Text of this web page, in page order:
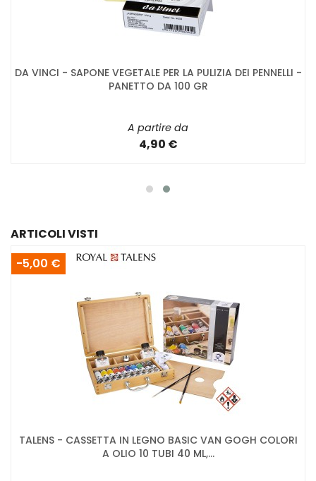
DA VINCI - SAPONE VEGETALE PER LA PULIZIA DEI PENNELLI -
PANETTO DA 100 GR
A partire da
4,90 €
ARTICOLI VISTI
TALENS - CASSETTA IN LEGNO BASIC VAN GOGH COLORI
A OLIO 10 TUBI 40 ML,...
-5,00 €